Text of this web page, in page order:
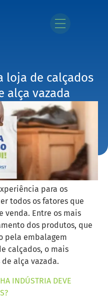
loja de calçados
alça vazada
para os
todos os fatores que
venda. Entre os mais
dos produtos, que
pela embalagem
calçados, o mais
alça vazada.
INDÚSTRIA DEVE